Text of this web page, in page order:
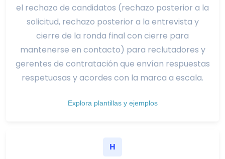
el rechazo de candidatos (rechazo posterior a la
solicitud, rechazo posterior a la entrevista y
cierre de la ronda final con cierre para
mantenerse en contacto) para reclutadores y
gerentes de contratación que envían respuestas
respetuosas y acordes con la marca a escala.
Explora plantillas y ejemplos
H